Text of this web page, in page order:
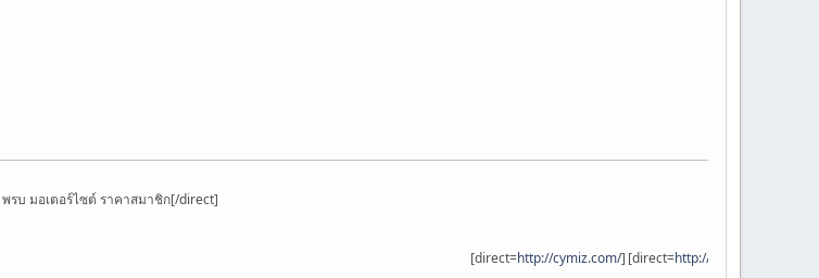
พรบ มอเตอร์ไซต์ ราคาสมาชิก[/direct]
http://cymiz.com/].[direct=http://vir9.com].[/direct][/direct]